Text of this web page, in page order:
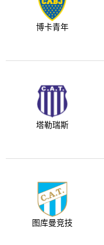
博卡青年
塔勒瑞斯
图库曼竞技